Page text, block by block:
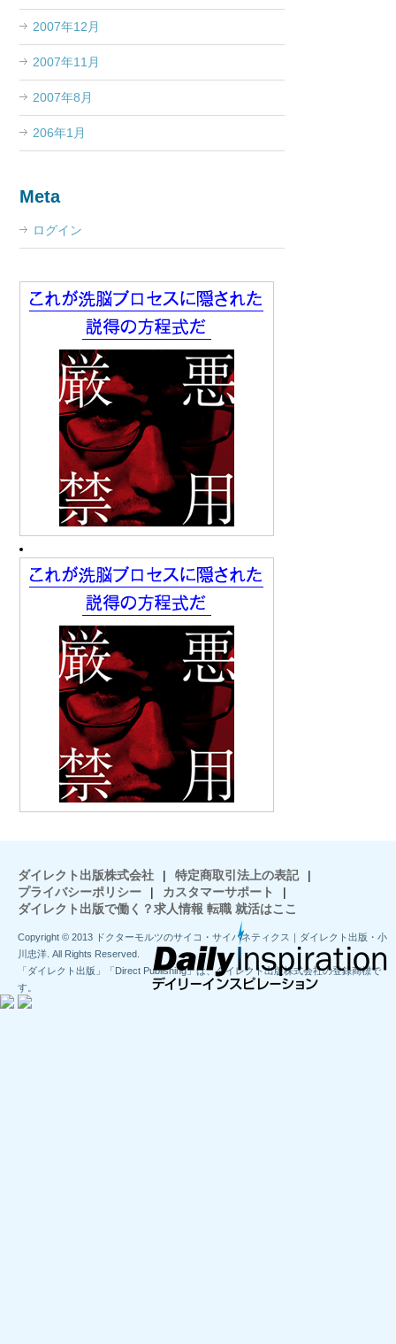
2007年12月
2007年11月
2007年8月
206年1月
Meta
ログイン
ダイレクト出版株式会社 | 特定商取引法上の表記
|
プライバシーポリシー
| カスタマーサポート
|
ダイレクト出版で働く？求人情報 転職 就活はここ
Copyright © 2013 ドクターモルツのサイコ・サイバネティクス｜ダイレクト出版・小
川忠洋. All Rights Reserved.
「ダイレクト出版」「Direct Publishing」は、ダイレクト出版株式会社の登録商標で
す。